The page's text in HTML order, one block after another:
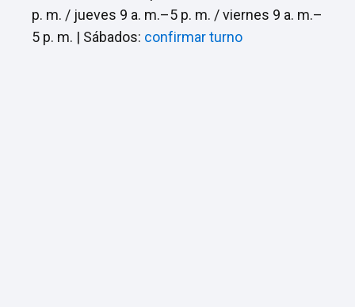
p. m. / jueves 9 a. m.–5 p. m. / viernes 9 a. m.–
5 p. m. | Sábados: confirmar turno